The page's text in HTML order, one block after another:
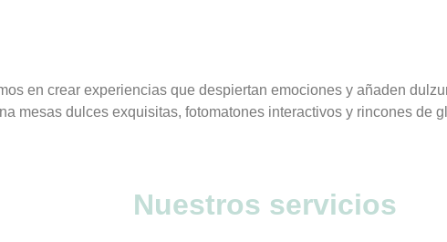
en crear experiencias que despiertan emociones y añaden
mesas dulces exquisitas, fotomatones interactivos y rincones de
Nuestros servicios